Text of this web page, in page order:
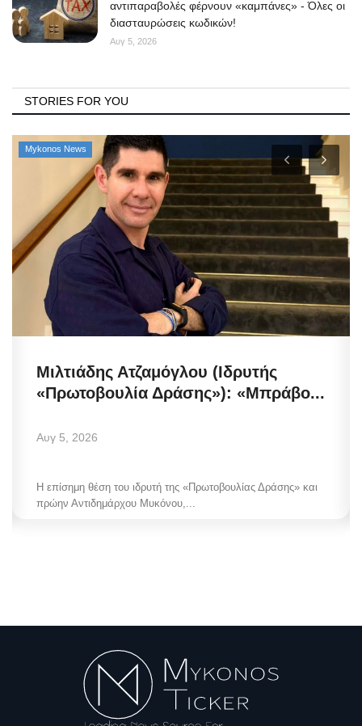
αντιπαραβολές φέρνουν «καμπάνες» - Όλες οι
διασταυρώσεις κωδικών!
Αυγ 5, 2026
STORIES FOR YOU
Mykonos News
Μιλτιάδης Ατζαμόγλου (Ιδρυτής
«Πρωτοβουλία Δράσης»): «Μπράβο...
Αυγ 5, 2026
Η επίσημη θέση του ιδρυτή της «Πρωτοβουλίας Δράσης» και
πρώην Αντιδημάρχου Μυκόνου,...